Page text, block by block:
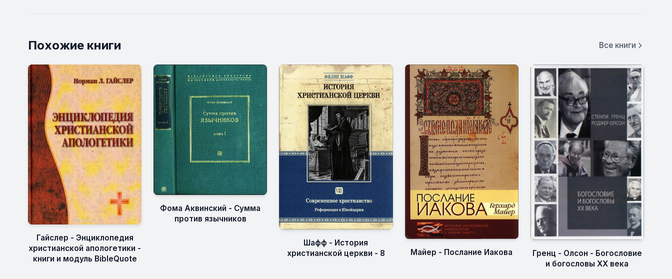
Похожие книги Все книги
Гайслер - Энциклопедия
христианской апологетики -
книги и модуль BibleQuote
Фома Аквинский - Сумма
против язычников
Шафф - История
христианской церкви - 8
Майер - Послание Иакова
Гренц - Олсон - Богословие
и богословы XX века